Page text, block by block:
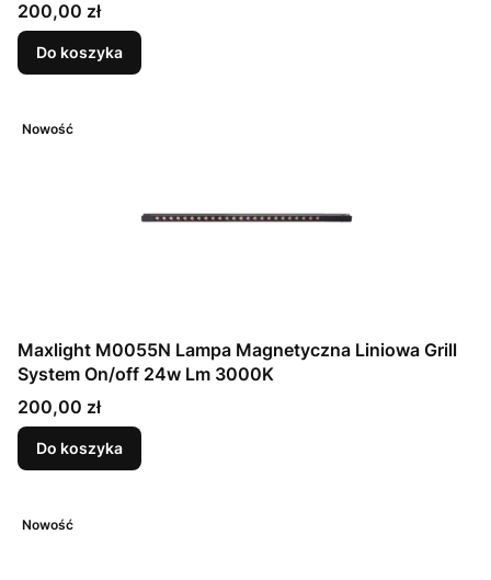
Cena
200,00 zł
Do koszyka
Nowość
Maxlight M0055N Lampa Magnetyczna Liniowa Grill
System On/off 24w Lm 3000K
Cena
200,00 zł
Do koszyka
Nowość